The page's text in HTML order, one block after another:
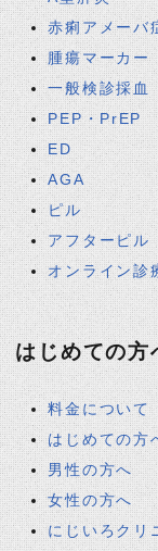
赤痢アメーバ
腫瘍マーカー
一般検診採血
PEP・PrEP
ED
AGA
ピル
アフターピル
オンライン診
はじめての方
料金について
はじめての方
男性の方へ
女性の方へ
にじいろクリ